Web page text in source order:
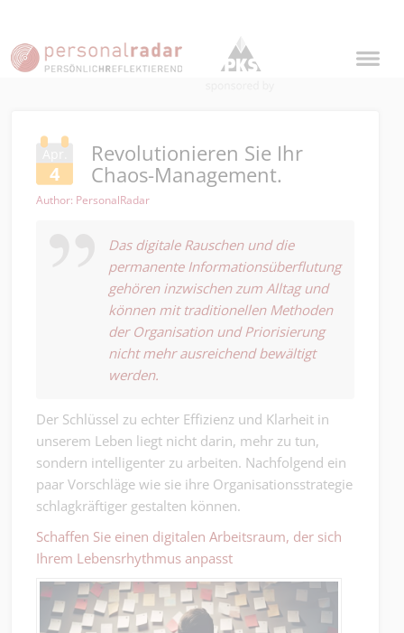
Apr.
4
Revolutionieren Sie Ihr
Chaos-Management.
Author: PersonalRadar
Das digitale Rauschen und die
permanente Informationsüberflutung
gehören inzwischen zum Alltag und
können mit traditionellen Methoden
der Organisation und Priorisierung
nicht mehr ausreichend bewältigt
werden.
Der Schlüssel zu echter Effizienz und Klarheit in
unserem Leben liegt nicht darin, mehr zu tun,
sondern intelligenter zu arbeiten. Nachfolgend ein
paar Vorschläge wie sie ihre Organisationsstrategie
schlagkräftiger gestalten können.
Schaffen Sie einen digitalen Arbeitsraum, der sich
Ihrem Lebensrhythmus anpasst